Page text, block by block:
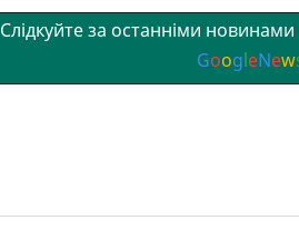
Слідкуйте за останніми новинами
GoogleNew